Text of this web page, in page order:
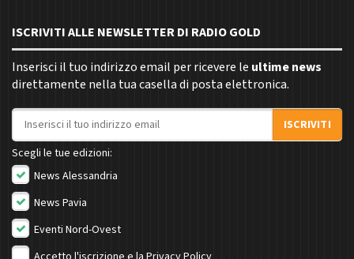
ISCRIVITI ALLE NEWSLETTER DI RADIO GOLD
Inserisci il tuo indirizzo email per ricevere le ultime news
direttamente nella tua casella di posta elettronica.
Indirizzo email
ISCRIVITI
Scegli le tue edizioni:
News Alessandria
News Pavia
Eventi Nord-Ovest